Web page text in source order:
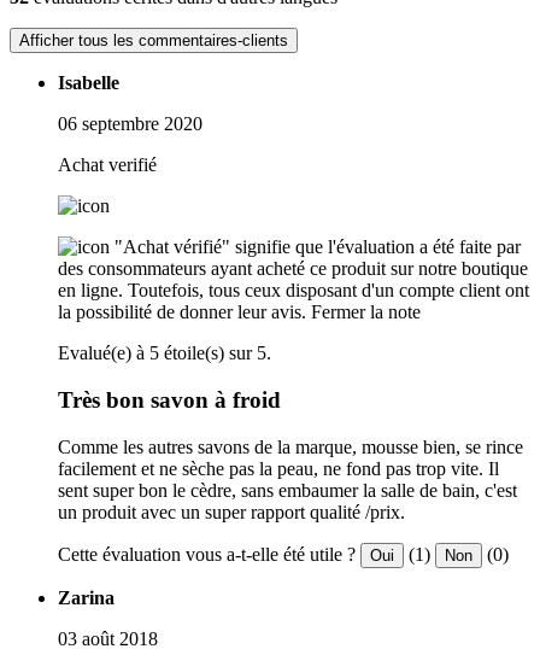
Afficher tous les commentaires-clients
Isabelle
06 septembre 2020
Achat verifié
"Achat vérifié" signifie que l'évaluation a été faite par
des consommateurs ayant acheté ce produit sur notre boutique
en ligne. Toutefois, tous ceux disposant d'un compte client ont
la possibilité de donner leur avis. Fermer la note
Evalué(e) à 5 étoile(s) sur 5.
Très bon savon à froid
Comme les autres savons de la marque, mousse bien, se rince
facilement et ne sèche pas la peau, ne fond pas trop vite. Il
sent super bon le cèdre, sans embaumer la salle de bain, c'est
un produit avec un super rapport qualité /prix.
Cette évaluation vous a-t-elle été utile ? Oui (1) Non (0)
Zarina
03 août 2018